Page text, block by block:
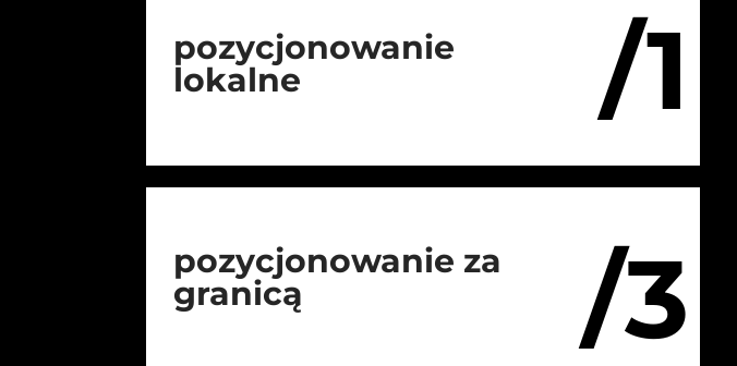
/1
pozycjonowanie
lokalne
/3
pozycjonowanie za
granicą